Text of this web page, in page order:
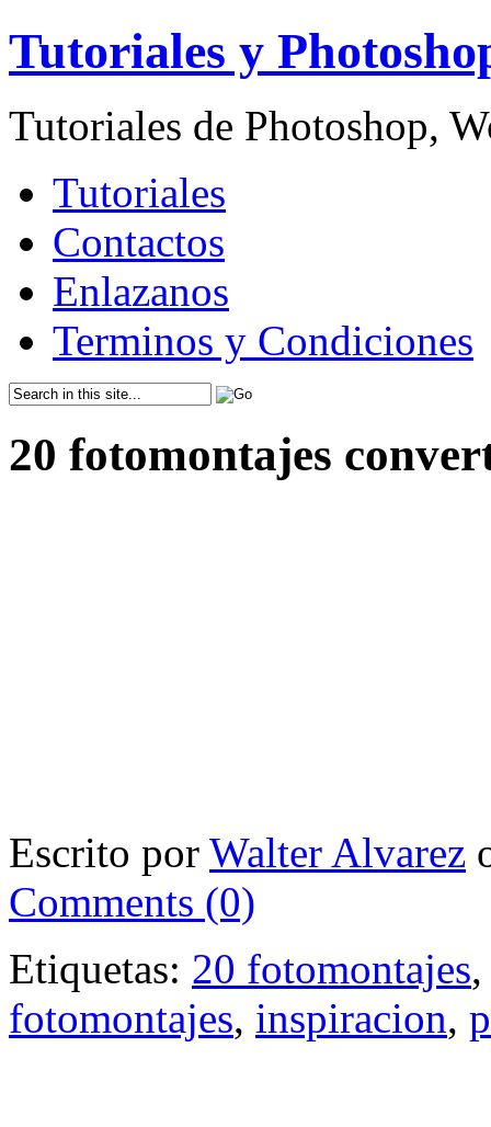
Tutoriales y
Tutoriales de Photoshop,
Tutoriales
Contactos
Enlazanos
Terminos y Condiciones
20 fotomontajes
Escrito por Walter Alvarez
Comments (0)
Etiquetas: 20 fotomontajes
fotomontajes, inspiracion,